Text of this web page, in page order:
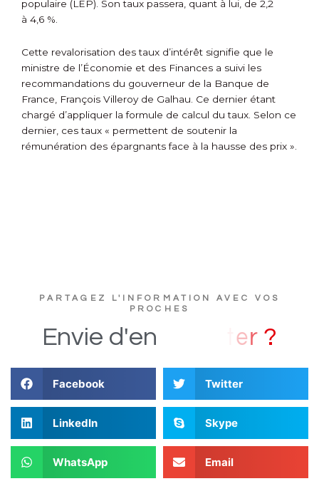
populaire (LEP). Son taux passera, quant à lui, de 2,2
à 4,6 %.
Cette revalorisation des taux d’intérêt signifie que le
ministre de l’Économie et des Finances a suivi les
recommandations du gouverneur de la Banque de
France, François Villeroy de Galhau. Ce dernier étant
chargé d’appliquer la formule de calcul du taux. Selon ce
dernier, ces taux « permettent de soutenir la
rémunération des épargnants face à la hausse des prix ».
PARTAGEZ L'INFORMATION AVEC VOS
PROCHES
Envie d'en ?
Facebook Twitter
LinkedIn Skype
WhatsApp Email